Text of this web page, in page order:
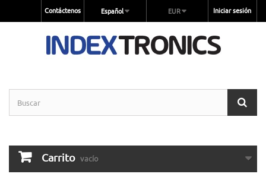
Iniciar sesión
EUR
Español
Contáctenos
Carrito vacío